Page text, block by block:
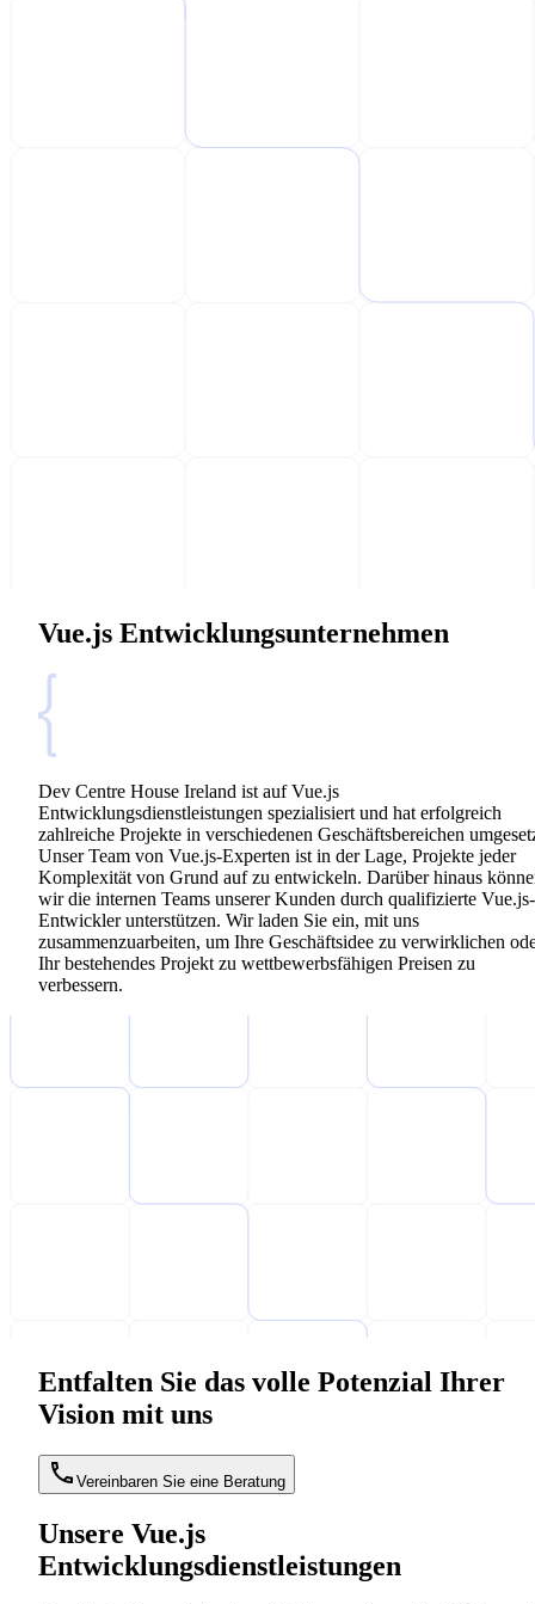
Vue.js Entwicklungsunternehmen
Dev Centre House Ireland ist auf Vue.js
Entwicklungsdienstleistungen spezialisiert und hat erfolgreich
zahlreiche Projekte in verschiedenen Geschäftsbereichen
Unser Team von Vue.js-Experten ist in der Lage, Projekte jeder
Komplexität von Grund auf zu entwickeln. Darüber hinaus
wir die internen Teams unserer Kunden durch qualifizierte Vue.js-
Entwickler unterstützen. Wir laden Sie ein, mit uns
zusammenzuarbeiten, um Ihre Geschäftsidee zu verwirklichen
Ihr bestehendes Projekt zu wettbewerbsfähigen Preisen zu
verbessern.
Entfalten Sie das volle Potenzial Ihrer
Vision mit uns
Vereinbaren Sie eine Beratung
Unsere Vue.js
Entwicklungsdienstleistungen